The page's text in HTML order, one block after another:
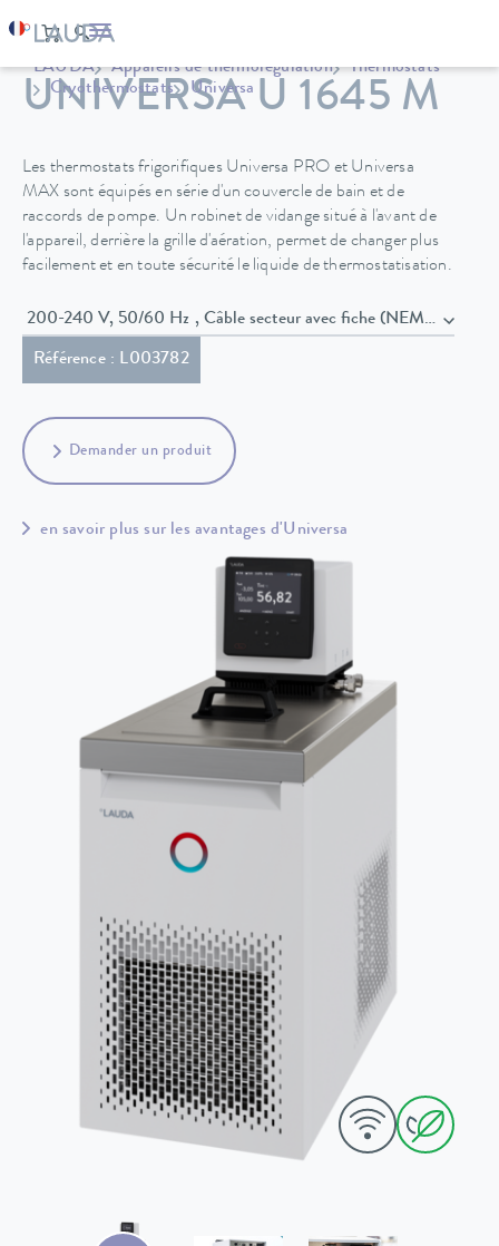
LAUDA Appareils de thermorégulation
Thermostats
Cryothermostats
Universa
UNIVERSA U 1645 M
Les thermostats frigorifiques Universa PRO et Universa
MAX sont équipés en série d'un couvercle de bain et de
raccords de pompe. Un robinet de vidange situé à l'avant de
l'appareil, derrière la grille d'aération, permet de changer plus
facilement et en toute sécurité le liquide de thermostatisation.
200-240 V, 50/60 Hz , Câble secteur avec fiche (NEMA 6-20P)
Référence : L003782
Demander un produit
en savoir plus sur les avantages d'Universa